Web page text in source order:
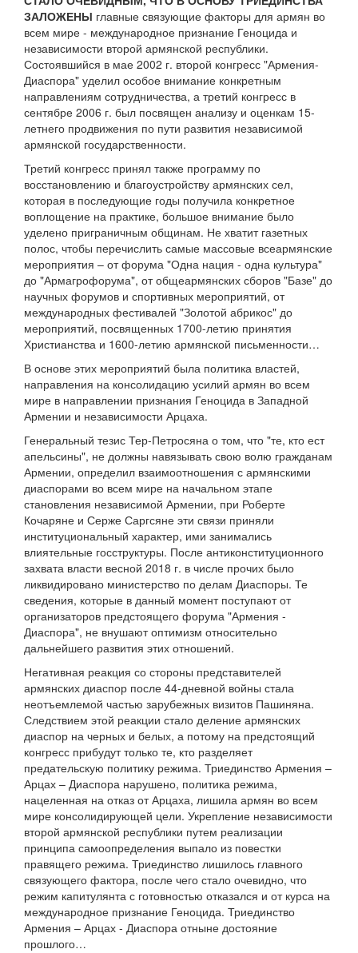
ЗАЛОЖЕНЫ главные связующие факторы для армян во
всем мире - международное признание Геноцида и
независимости второй армянской республики.
Состоявшийся в мае 2002 г. второй конгресс "Армения-
Диаспора" уделил особое внимание конкретным
направлениям сотрудничества, а третий конгресс в
сентябре 2006 г. был посвящен анализу и оценкам 15-
летнего продвижения по пути развития независимой
армянской государственности.
Третий конгресс принял также программу по
восстановлению и благоустройству армянских сел,
которая в последующие годы получила конкретное
воплощение на практике, большое внимание было
уделено приграничным общинам. Не хватит газетных
полос, чтобы перечислить самые массовые всеармянские
мероприятия – от форума "Одна нация - одна культура"
до "Армагрофорума", от общеармянских сборов "Базе" до
научных форумов и спортивных мероприятий, от
международных фестивалей "Золотой абрикос" до
мероприятий, посвященных 1700-летию принятия
Христианства и 1600-летию армянской письменности…
В основе этих мероприятий была политика властей,
направления на консолидацию усилий армян во всем
мире в направлении признания Геноцида в Западной
Армении и независимости Арцаха.
Генеральный тезис Тер-Петросяна о том, что "те, кто ест
апельсины", не должны навязывать свою волю гражданам
Армении, определил взаимоотношения с армянскими
диаспорами во всем мире на начальном этапе
становления независимой Армении, при Роберте
Кочаряне и Серже Саргсяне эти связи приняли
институциональный характер, ими занимались
влиятельные госструктуры. После антиконституционного
захвата власти весной 2018 г. в числе прочих было
ликвидировано министерство по делам Диаспоры. Те
сведения, которые в данный момент поступают от
организаторов предстоящего форума "Армения -
Диаспора", не внушают оптимизм относительно
дальнейшего развития этих отношений.
Негативная реакция со стороны представителей
армянских диаспор после 44-дневной войны стала
неотъемлемой частью зарубежных визитов Пашиняна.
Следствием этой реакции стало деление армянских
диаспор на черных и белых, а потому на предстоящий
конгресс прибудут только те, кто разделяет
предательскую политику режима. Триединство Армения –
Арцах – Диаспора нарушено, политика режима,
нацеленная на отказ от Арцаха, лишила армян во всем
мире консолидирующей цели. Укрепление независимости
второй армянской республики путем реализации
принципа самоопределения выпало из повестки
правящего режима. Триединство лишилось главного
связующего фактора, после чего стало очевидно, что
режим капитулянта с готовностью отказался и от курса на
международное признание Геноцида. Триединство
Армения – Арцах - Диаспора отныне достояние
прошлого…